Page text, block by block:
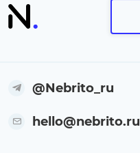
@Nebrito_ru
hello@nebrito.ru